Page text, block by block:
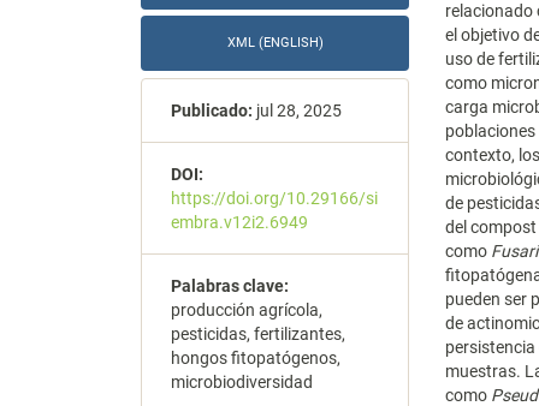
XML (ENGLISH)
Publicado: jul 28, 2025
DOI:
https://doi.org/10.29166/si
embra.v12i2.6949
Palabras clave:
producción agrícola,
pesticidas, fertilizantes,
hongos fitopatógenos,
microbiodiversidad
relacionado
el objetivo
uso de
como
carga
contexto,
de
del
como
pueden ser
de
muestras.
como